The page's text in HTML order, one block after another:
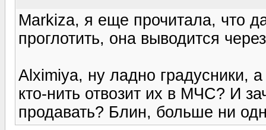
Markiza, я еще прочитала, что
проглотить, она выводится
Alximiya, ну ладно градусники,
кто-нить отвозит их в МЧС? И
продавать? Блин, больше ни